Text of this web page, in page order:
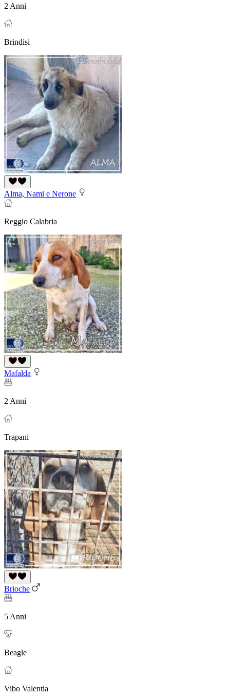
2 Anni
Brindisi
Alma, Nami e Nerone
Reggio Calabria
Mafalda
2 Anni
Trapani
Brioche
5 Anni
Beagle
Vibo Valentia